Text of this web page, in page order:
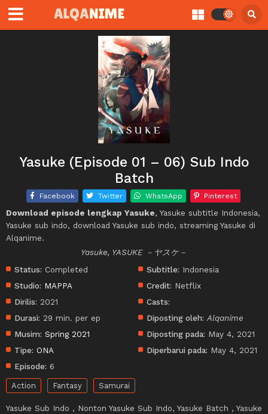
Yasuke (Episode 01 – 06) Sub Indo
Batch
Facebook Twitter WhatsApp Pinterest
Download episode lengkap Yasuke, Yasuke subtitle Indonesia,
Yasuke sub indo, download Yasuke sub indo, streaming Yasuke di
Alqanime.
Yasuke, YASUKE －ヤスケ－
Status: Completed
Studio: MAPPA
Dirilis: 2021
Durasi: 29 min. per ep
Musim: Spring 2021
Tipe: ONA
Episode: 6
Subtitle: Indonesia
Credit: Netflix
Casts:
Diposting oleh: Alqanime
Diposting pada: May 4, 2021
Diperbarui pada: May 4, 2021
Action Fantasy Samurai
Yasuke Sub Indo , Nonton Yasuke Sub Indo, Yasuke Batch , Yasuke